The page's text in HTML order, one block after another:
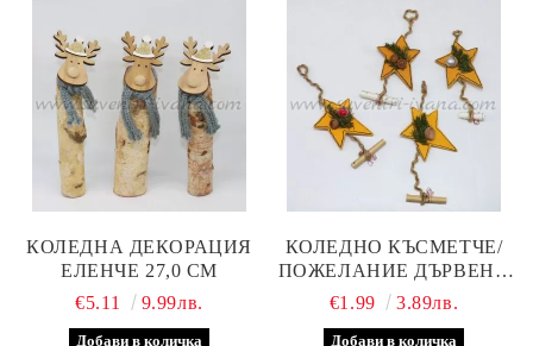
КОЛЕДНА ДЕКОРАЦИЯ
ЕЛЕНЧЕ 27,0 СМ
€5.11
9.99лв.
КОЛЕДНО КЪСМЕТЧЕ/
ПОЖЕЛАНИЕ ДЪРВЕНА
ЗВЕЗДА
€1.99 3.89лв.